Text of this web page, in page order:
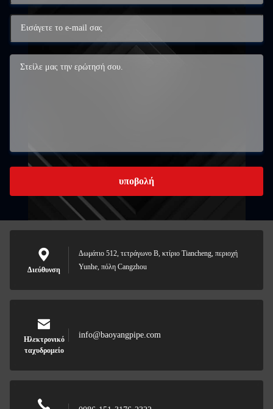
υποβολή
Διεύθυνση
Δωμάτιο 512, τετράγωνο Β, κτίριο Tiancheng, περιοχή
Yunhe, πόλη Cangzhou
Ηλεκτρονικό
ταχυδρομείο
info@baoyangpipe.com